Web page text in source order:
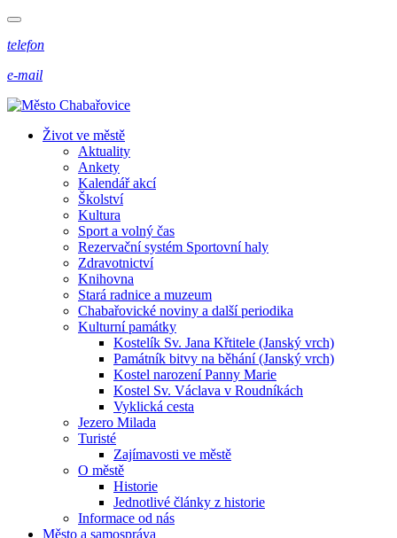
telefon
e-mail
Život ve městě
Aktuality
Ankety
Kalendář akcí
Školství
Kultura
Sport a volný čas
Rezervační systém Sportovní haly
Zdravotnictví
Knihovna
Stará radnice a muzeum
Chabařovické noviny a další periodika
Kulturní památky
Kostelík Sv. Jana Křtitele (Janský vrch)
Památník bitvy na běhání (Janský vrch)
Kostel narození Panny Marie
Kostel Sv. Václava v Roudníkách
Vyklická cesta
Jezero Milada
Turisté
Zajímavosti ve městě
O městě
Historie
Jednotlivé články z historie
Informace od nás
Město a samospráva